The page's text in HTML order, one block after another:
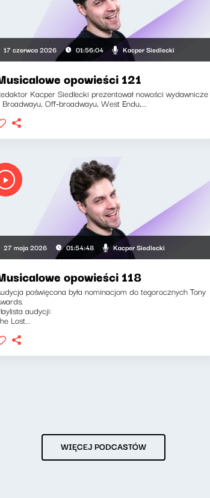
17 czerwca 2026 01:56:04 Kacper Siedlecki
opowieści 121
Kacper Siedlecki prezentował nowości wydawnicze
Off-broadwayu, West Endu,...
27 maja 2026 01:54:48 Kacper Siedlecki
opowieści 118
poświęcona była nominacjom do tegorocznych Tony
audycji:
Lost...
WIĘCEJ PODCASTÓW